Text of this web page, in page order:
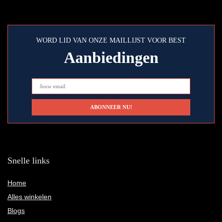
WORD LID VAN ONZE MAILLIJST VOOR BEST
Aanbiedingen
Snelle links
Home
Alles winkelen
Blogs